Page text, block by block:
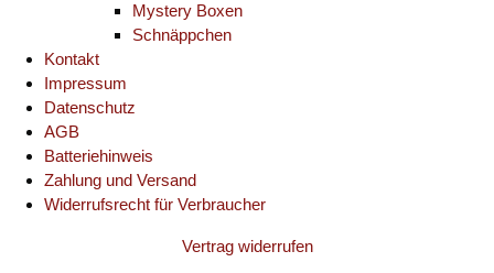
Mystery Boxen
Schnäppchen
Kontakt
Impressum
Datenschutz
AGB
Batteriehinweis
Zahlung und Versand
Widerrufsrecht für Verbraucher
Vertrag widerrufen